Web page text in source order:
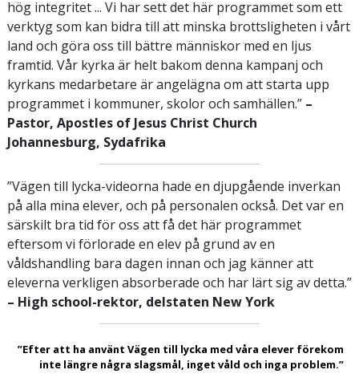
hög integritet ... Vi har sett det här programmet som ett
verktyg som kan bidra till att minska brottsligheten i vårt
land och göra oss till bättre människor med en ljus
framtid. Vår kyrka är helt bakom denna kampanj och
kyrkans medarbetare är angelägna om att starta upp
programmet i kommuner, skolor och samhällen.” –
Pastor, Apostles of Jesus Christ Church
Johannesburg, Sydafrika
”Vägen till lycka-videorna hade en djupgående inverkan
på alla mina elever, och på personalen också. Det var en
särskilt bra tid för oss att få det här programmet
eftersom vi förlorade en elev på grund av en
våldshandling bara dagen innan och jag känner att
eleverna verkligen absorberade och har lärt sig av detta.”
– High school-rektor, delstaten New York
”Efter att ha använt Vägen till lycka med våra elever förekom
inte längre några slagsmål, inget våld och inga problem.”